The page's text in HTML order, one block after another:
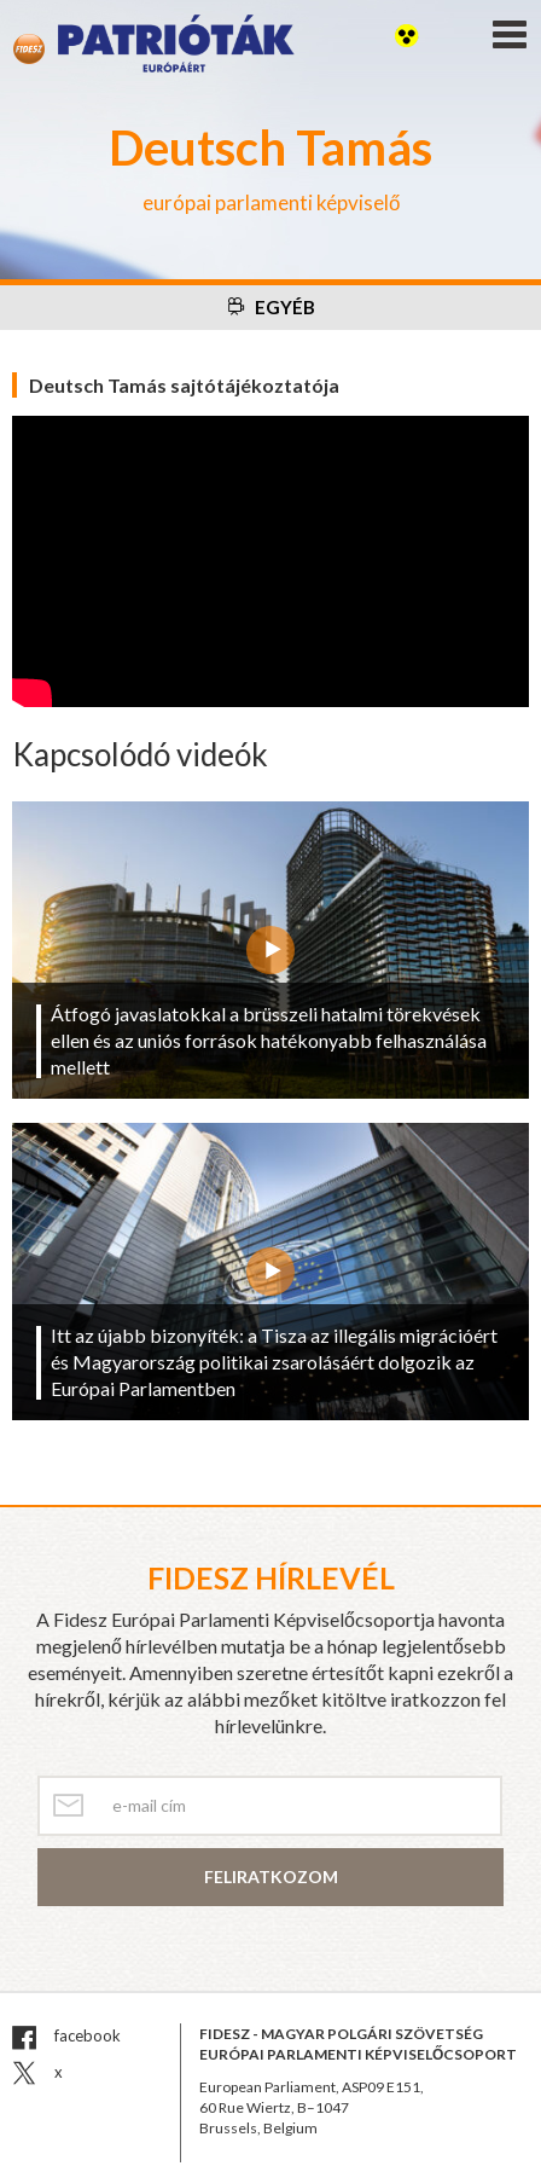
Deutsch Tamás
európai parlamenti képviselő
EGYÉB
Deutsch Tamás sajtótájékoztatója
Kapcsolódó videók
Átfogó javaslatokkal a brüsszeli hatalmi törekvések
ellen és az uniós források hatékonyabb felhasználása
mellett
Itt az újabb bizonyíték: a Tisza az illegális migrációért
és Magyarország politikai zsarolásáért dolgozik az
Európai Parlamentben
FIDESZ HÍRLEVÉL
A Fidesz Európai Parlamenti Képviselőcsoportja havonta
megjelenő hírlevélben mutatja be a hónap legjelentősebb
eseményeit. Amennyiben szeretne értesítőt kapni ezekről a
hírekről, kérjük az alábbi mezőket kitöltve iratkozzon fel
hírlevelünkre.
FELIRATKOZOM
facebook
x
FIDESZ - MAGYAR POLGÁRI SZÖVETSÉG
EURÓPAI PARLAMENTI KÉPVISELŐCSOPORT
European Parliament, ASP09 E151,
60 Rue Wiertz, B–1047
Brussels, Belgium